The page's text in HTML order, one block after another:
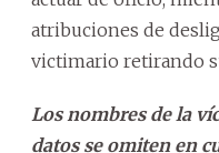
atribuciones de
victimario retirando
Los nombres de la
datos se omiten en